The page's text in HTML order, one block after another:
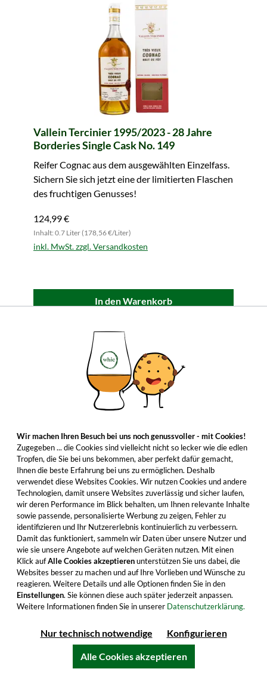
Vallein Tercinier 1995/2023 - 28 Jahre
Borderies Single Cask No. 149
Reifer Cognac aus dem ausgewählten Einzelfass.
Sichern Sie sich jetzt eine der limitierten Flaschen
des fruchtigen Genusses!
124,99 €
Inhalt: 0.7 Liter (178,56 €/Liter)
inkl. MwSt. zzgl. Versandkosten
In den Warenkorb
Vallein Tercinier 2023 Très Vieux Cognac
Petite Champagne Lot 83 Single Cask No.
0228
Die Einzelfassabfüllung reifte besonders lang im
Eichenfass und begeistert mit intensivem
Geschmack. Für besondere Momente ordern.
134,99 €
Inhalt: 0.7 Liter (192,84 €/Liter)
In den Warenkorb
Wir machen Ihren Besuch bei uns noch genussvoller - mit Cookies!
Zugegeben ... die Cookies sind vielleicht nicht so lecker wie die edlen
Tropfen, die Sie bei uns bekommen, aber perfekt dafür gemacht,
Ihnen die beste Erfahrung bei uns zu ermöglichen. Deshalb
verwendet diese Websites Cookies. Wir nutzen Cookies und andere
Technologien, damit unsere Websites zuverlässig und sicher laufen,
wir deren Performance im Blick behalten, um Ihnen relevante Inhalte
sowie passende, personalisierte Werbung zu zeigen, Fehler zu
identifizieren und Ihr Nutzererlebnis kontinuierlich zu verbessern.
Damit das funktioniert, sammeln wir Daten über unsere Nutzer und
wie sie unsere Angebote auf welchen Geräten nutzen. Mit einen
Klick aufAlle Cookies akzeptierenunterstützen Sie uns dabei, die
Websites besser zu machen und auf Ihre Vorlieben und Wünsche zu
reagieren. Weitere Details und alle Optionen finden Sie in den
Einstellungen. Sie können diese auch später jederzeit anpassen.
Weitere Informationen finden Sie in unserer Datenschutzerklärung.
Nur technisch notwendige Konfigurieren
Alle Cookies akzeptieren